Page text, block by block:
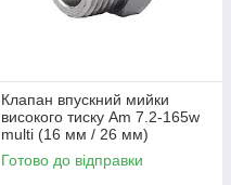
Клапан впускний мийки
високого тиску Am 7.2-165w
multi (16 мм / 26 мм)
Готово до відправки